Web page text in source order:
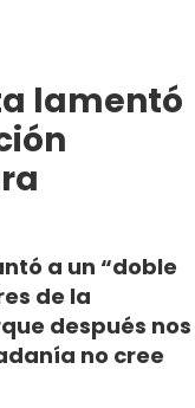
lamentó
a un “doble
de la
después nos
no cree